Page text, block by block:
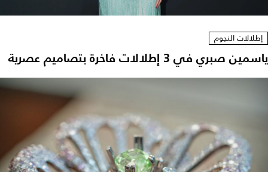
إطلالات النجوم
ياسمين صبري في 3 إطلالات فاخرة بتصاميم عصرية